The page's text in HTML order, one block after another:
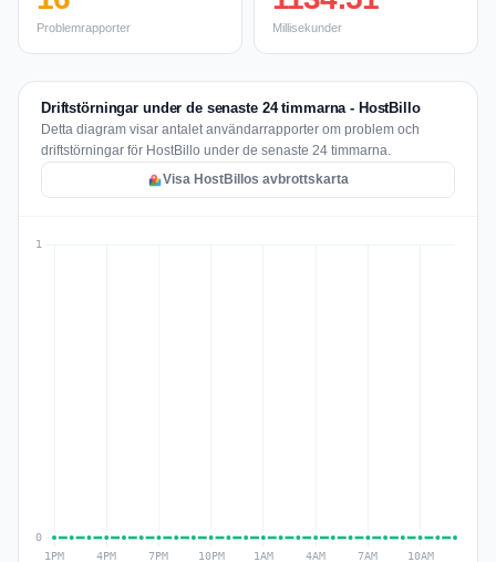
Problemrapporter Millisekunder
Driftstörningar under de senaste 24 timmarna - HostBillo
Detta diagram visar antalet användarrapporter om problem och
driftstörningar för HostBillo under de senaste 24 timmarna.
Visa HostBillos avbrottskarta